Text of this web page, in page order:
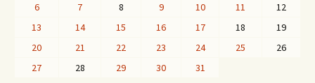
6
7 8 9 10 11
12
13
14 15 16 17 18
19
20
21 22 23 24 25
26
27
28 29 30 31